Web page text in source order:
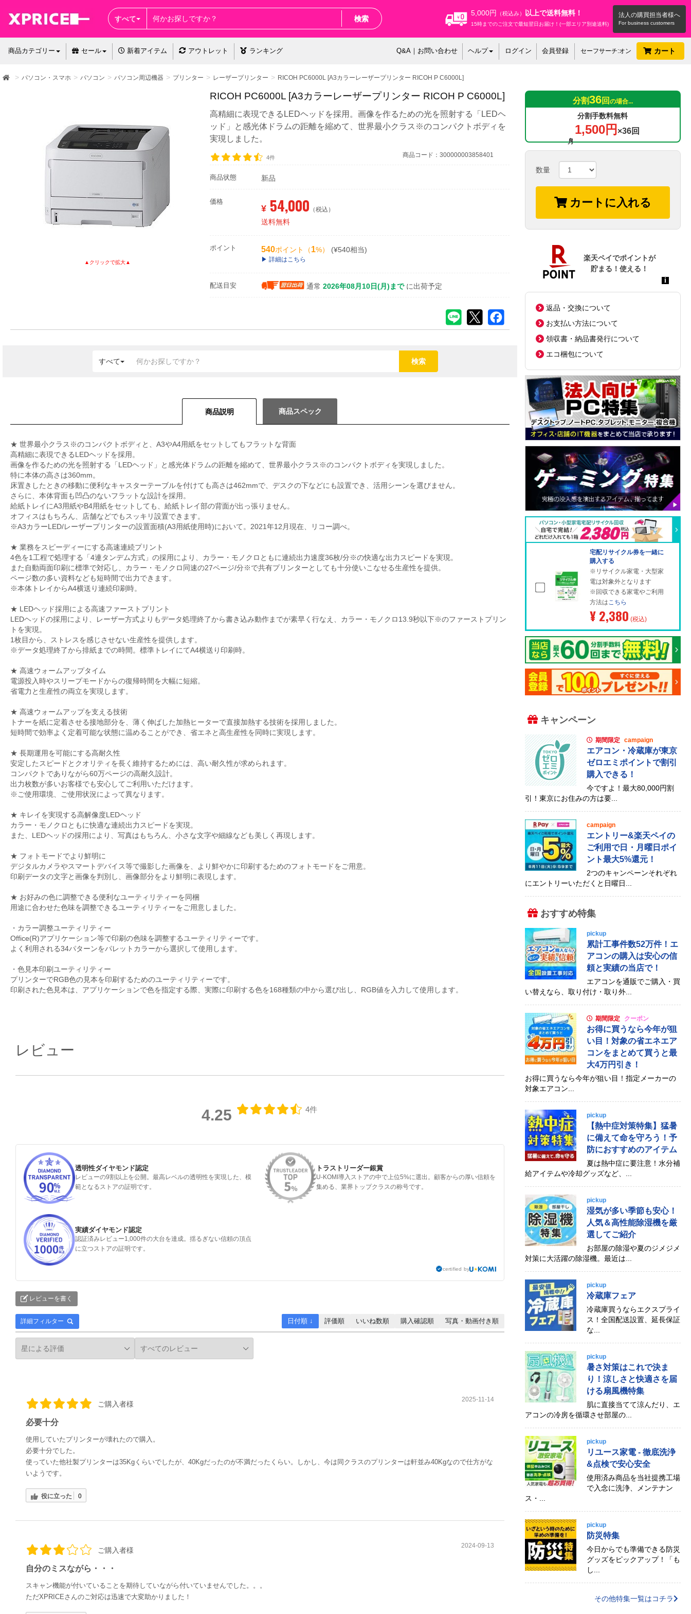
すべて 検索 法人の購買担当者様へ
5,000円 （税込み） 以上で送料無料！
15時までのご注文で最短翌日お届け！(一部エリア別途送料)
商品カテゴリー セール 新着アイテム アウトレット ランキング Q&A｜お問い合わせ ヘルプ ログイン 会員登録 セーフサーチ:オン カート
パソコン・スマホ パソコン パソコン周辺機器 プリンター レーザープリンター RICOH PC6000L [A3カラーレーザープリンター RICOH P C6000L]
RICOH PC6000L [A3カラーレーザープリンター RICOH P C6000L]
高精細に表現できるLEDヘッドを採用。画像を作るための光を照射する「LEDヘ
ッド」と感光体ドラムの距離を縮めて、世界最小クラス※のコンパクトボディを
実現しました。
4件 商品コード：300000003858401
商品状態 新品
価格
¥ 54,000 （税込）
送料無料
ポイント 540ポイント（1%） (¥540相当)
詳細はこちら
配送目安 通常2026年08月10日(月)まで に出荷予定
すべて 検索
商品説明 商品スペック
★ 世界最小クラス※のコンパクトボディと、A3やA4用紙をセットしてもフラットな背面
高精細に表現できるLEDヘッドを採用。
画像を作るための光を照射する「LEDヘッド」と感光体ドラムの距離を縮めて、世界最小クラス※のコンパクトボディを実現しました。
特に本体の高さは360mm。
床置きしたときの移動に便利なキャスターテーブルを付けても高さは462mmで、デスクの下などにも設置でき、活用シーンを選びません。
さらに、本体背面も凹凸のないフラットな設計を採用。
給紙トレイにA3用紙やB4用紙をセットしても、給紙トレイ部の背面が出っ張りません。
オフィスはもちろん、店舗などでもスッキリ設置できます。
※A3カラーLED/レーザープリンターの設置面積(A3用紙使用時)において。2021年12月現在、リコー調べ。
★ 業務をスピーディーにする高速連続プリント
4色を1工程で処理する「4連タンデム方式」の採用により、カラー・モノクロともに連続出力速度36枚/分※の快適な出力スピードを実現。
また自動両面印刷に標準で対応し、カラー・モノクロ同速の27ページ/分※で共有プリンターとしても十分使いこなせる生産性を提供。
ページ数の多い資料なども短時間で出力できます。
※本体トレイからA4横送り連続印刷時。
★ LEDヘッド採用による高速ファーストプリント
LEDヘッドの採用により、レーザー方式よりもデータ処理終了から書き込み動作までが素早く行なえ、カラー・モノクロ13.9秒以下※のファーストプリン
トを実現。
1枚目から、ストレスを感じさせない生産性を提供します。
※データ処理終了から排紙までの時間。標準トレイにてA4横送り印刷時。
★ 高速ウォームアップタイム
電源投入時やスリープモードからの復帰時間を大幅に短縮。
省電力と生産性の両立を実現します。
★ 高速ウォームアップを支える技術
トナーを紙に定着させる接地部分を、薄く伸ばした加熱ヒーターで直接加熱する技術を採用しました。
短時間で効率よく定着可能な状態に温めることができ、省エネと高生産性を同時に実現します。
★ 長期運用を可能にする高耐久性
安定したスピードとクオリティを長く維持するためには、高い耐久性が求められます。
コンパクトでありながら60万ページの高耐久設計。
出力枚数が多いお客様でも安心してご利用いただけます。
※ご使用環境、ご使用状況によって異なります。
★ キレイを実現する高解像度LEDヘッド
カラー・モノクロともに快適な連続出力スピードを実現。
また、LEDヘッドの採用により、写真はもちろん、小さな文字や細線なども美しく再現します。
★ フォトモードでより鮮明に
デジタルカメラやスマートデバイス等で撮影した画像を、より鮮やかに印刷するためのフォトモードをご用意。
印刷データの文字と画像を判別し、画像部分をより鮮明に表現します。
★ お好みの色に調整できる便利なユーティリティーを同梱
用途に合わせた色味を調整できるユーティリティーをご用意しました。
・カラー調整ユーティリティー
Office(R)アプリケーション等で印刷の色味を調整するユーティリティーです。
よく利用される34パターンをパレットカラーから選択して使用します。
・色見本印刷ユーティリティー
プリンターでRGB色の見本を印刷するためのユーティリティーです。
印刷された色見本は、アプリケーションで色を指定する際、実際に印刷する色を168種類の中から選び出し、RGB値を入力して使用します。
レビュー
4.25 4件
透明性ダイヤモンド認定
レビューの9割以上を公開。最高レベルの透明性を実現した、模
範となるストアの証明です。
トラストリーダー銀賞
U-KOMI導入ストアの中で上位5%に選出。顧客からの厚い信頼を
集める、業界トップクラスの称号です。
実績ダイヤモンド認定
認証済みレビュー1,000件の大台を達成。揺るぎない信頼の頂点
に立つストアの証明です。
certified by
レビューを書く
詳細フィルター 日付順 ↓ 評価順 いいね数順 購入確認順 写真・動画付き順
ご購入者様
2025-11-14
必要十分
使用していたプリンターが壊れたので購入。
必要十分でした。
使っていた他社製プリンターは35Kgくらいでしたが、40Kgだったのが不満だったくらい。しかし、今は同クラスのプリンターは軒並み40Kgなので仕方がな
いようです。
役に立った 0
ご購入者様
2024-09-13
自分のミスながら・・・
スキャン機能が付いていることを期待していながら付いていませんでした。。。
ただXPRICEさんのご対応は迅速で大変助かりました！
分割36回 の場合...
分割手数料無料
1,500円 ×36回
数量
カートに入れる
返品・交換について
お支払い方法について
領収書・納品書発行について
エコ梱包について
宅配リサイクル券を一緒に
購入する
※リサイクル家電・大型家
電は対象外となります
※回収できる家電やご利用
方法はこちら
¥ 2,380 (税込)
キャンペーン
期間限定 campaign
エアコン・冷蔵庫が東京
ゼロエミポイントで割引
購入できる！
今ですよ！最大80,000円割
引！東京にお住みの方は要...
campaign
エントリー&楽天ペイの
ご利用で日・月曜日ポイ
ント最大5%還元！
2つのキャンペーンそれぞれ
にエントリーいただくと日曜日...
おすすめ特集
pickup
累計工事件数52万件！エ
アコンの購入は安心の信
頼と実績の当店で！
エアコンを通販でご購入・買
い替えなら、取り付け・取り外...
期間限定 クーポン
お得に買うなら今年が狙
い目！対象の省エネエア
コンをまとめて買うと最
大4万円引き！
お得に買うなら今年が狙い目！指定メーカーの
対象エアコン...
pickup
【熱中症対策特集】猛暑
に備えて命を守ろう！予
防におすすめのアイテム
夏は熱中症に要注意！水分補
給アイテムや冷却グッズなど、...
pickup
湿気が多い季節も安心！
人気＆高性能除湿機を厳
選してご紹介
お部屋の除湿や夏のジメジメ
対策に大活躍の除湿機。最近は...
pickup
冷蔵庫フェア
冷蔵庫買うならエクスプライ
ス！全国配送設置、延長保証
な...
pickup
暑さ対策はこれで決ま
り！涼しさと快適さを届
ける扇風機特集
肌に直接当てて涼んだり、エ
アコンの冷房を循環させ部屋の...
pickup
リユース家電 - 徹底洗浄
&点検で安心安全
使用済み商品を当社提携工場
で入念に洗浄、メンテナン
ス・...
pickup
防災特集
今日からでも準備できる防災
グッズをピックアップ！「も
し...
その他特集一覧はコチラ